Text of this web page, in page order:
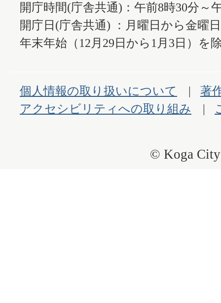
開庁時間(庁舎共通)：午前8時30分～
開庁日(庁舎共通) ：月曜日から金曜
年末年始（12月29日から1月3日）を
個人情報の取り扱いについて
著
アクセシビリティへの取り組み
© Koga City